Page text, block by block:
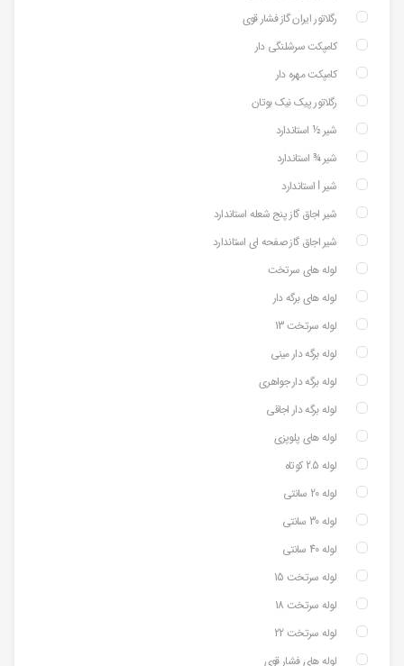
رگلاتور ایران گاز فشار قوی
کامپکت سرشلنگی دار
کامپکت مهره دار
رگلاتور پیک نیک بوتان
شیر ½ استاندارد
شیر ¾ استاندارد
شیر ⅼ استاندارد
شیر اجاق گاز پنج شعله استاندارد
شیر اجاق گاز صفحه ای استاندارد
لوله های سرتخت
لوله های برگه دار
لوله سرتخت 13
لوله برگه دار مینی
لوله برگه دار جواهری
لوله برگه دار اجاقی
لوله های پلوپزی
لوله 2.5 کوتاه
لوله 20 سانتی
لوله 30 سانتی
لوله 40 سانتی
لوله سرتخت 15
لوله سرتخت 18
لوله سرتخت 22
لوله های فشار قوی